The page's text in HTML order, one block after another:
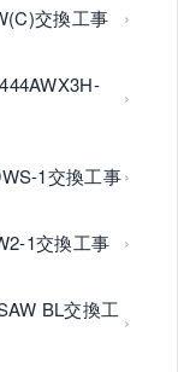
交換工事
1交換工事
1交換工事
BL交換工